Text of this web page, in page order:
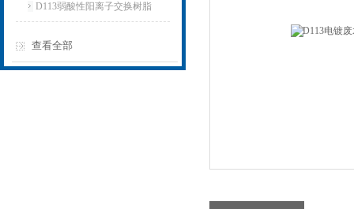
D113弱酸性阳离子交换树脂
查看全部